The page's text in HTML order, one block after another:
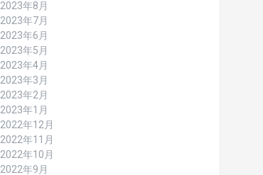
2023年8月
2023年7月
2023年6月
2023年5月
2023年4月
2023年3月
2023年2月
2023年1月
2022年12月
2022年11月
2022年10月
2022年9月